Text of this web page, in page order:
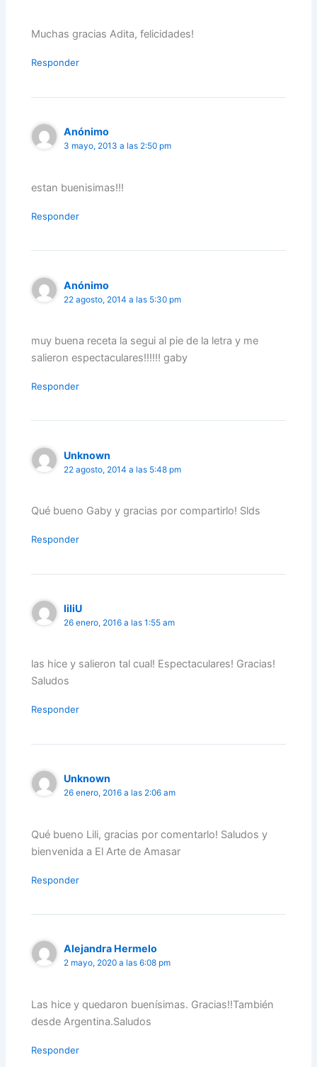
Muchas gracias Adita, felicidades!
Responder
Anónimo
3 mayo, 2013 a las 2:50 pm
estan buenisimas!!!
Responder
Anónimo
22 agosto, 2014 a las 5:30 pm
muy buena receta la segui al pie de la letra y me
salieron espectaculares!!!!!! gaby
Responder
Unknown
22 agosto, 2014 a las 5:48 pm
Qué bueno Gaby y gracias por compartirlo! Slds
Responder
liliU
26 enero, 2016 a las 1:55 am
las hice y salieron tal cual! Espectaculares! Gracias!
Saludos
Responder
Unknown
26 enero, 2016 a las 2:06 am
Qué bueno Lili, gracias por comentarlo! Saludos y
bienvenida a El Arte de Amasar
Responder
Alejandra Hermelo
2 mayo, 2020 a las 6:08 pm
Las hice y quedaron buenísimas. Gracias!!También
desde Argentina.Saludos
Responder